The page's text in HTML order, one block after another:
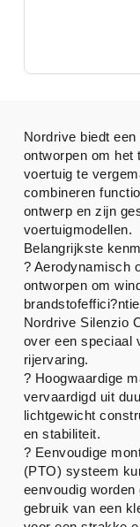
Nordrive biedt
ontworpen om het
voertuig te
combineren
ontwerp en zijn
voertuigmodellen.
Belangrijkste
? Aerodynamisch
ontworpen om
Nordrive Silenzio
over een speciaal
rijervaring.
? Hoogwaardige
vervaardigd uit
lichtgewicht
en stabiliteit.
? Eenvoudige
(PTO) systeem
eenvoudig
gebruik van een